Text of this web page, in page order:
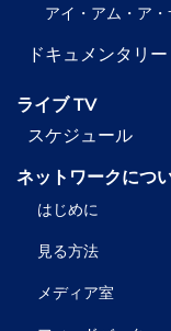
アイ・アム・ア
ドキュメンタリ
ライブ TV
スケジュール
ネットワークにつ
はじめに
見る方法
メディア室